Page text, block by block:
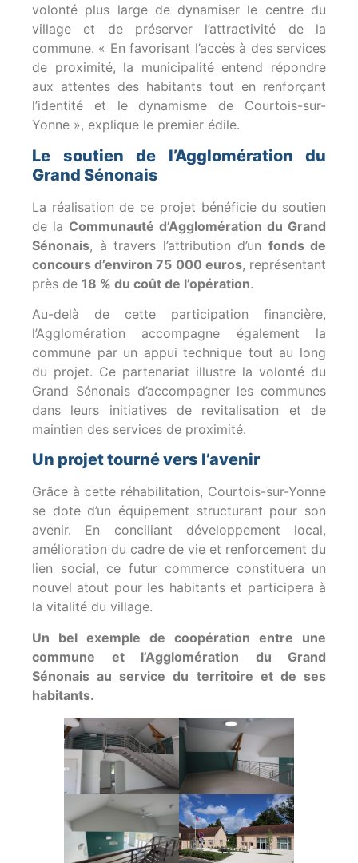
volonté plus large de dynamiser le centre du
village et de préserver l’attractivité de la
commune. « En favorisant l’accès à des services
de proximité, la municipalité entend répondre
aux attentes des habitants tout en renforçant
l’identité et le dynamisme de Courtois-sur-
Yonne », explique le premier édile.
Le soutien de l’Agglomération du
Grand Sénonais
La réalisation de ce projet bénéficie du soutien
de la Communauté d’Agglomération du Grand
Sénonais, à travers l’attribution d’un fonds de
concours d’environ 75 000 euros, représentant
près de 18 % du coût de l’opération.
Au-delà de cette participation financière,
l’Agglomération accompagne également la
commune par un appui technique tout au long
du projet. Ce partenariat illustre la volonté du
Grand Sénonais d’accompagner les communes
dans leurs initiatives de revitalisation et de
maintien des services de proximité.
Un projet tourné vers l’avenir
Grâce à cette réhabilitation, Courtois-sur-Yonne
se dote d’un équipement structurant pour son
avenir. En conciliant développement local,
amélioration du cadre de vie et renforcement du
lien social, ce futur commerce constituera un
nouvel atout pour les habitants et participera à
la vitalité du village.
Un bel exemple de coopération entre une
commune et l’Agglomération du Grand
Sénonais au service du territoire et de ses
habitants.